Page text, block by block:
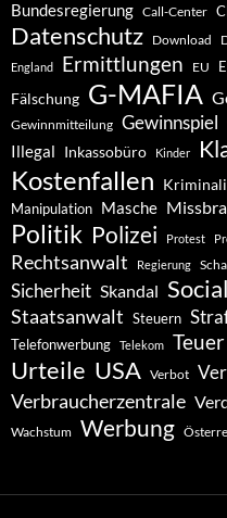
Bundesregierung Call-Center
Datenschutz Download
England Ermittlungen EU
Fälschung G-MAFIA
Gewinnmitteilung Gewinnspiel
Illegal Inkassobüro Kinder
Kostenfallen
Manipulation Masche
Politik Polizei Protest
Rechtsanwalt Regierung
Sicherheit Skandal
Staatsanwalt Steuern
Telefonwerbung Telekom Teuer
Urteile USA Verbot
Verbraucherzentrale
Wachstum Werbung